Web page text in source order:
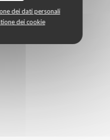
dei dati personali
dei cookie